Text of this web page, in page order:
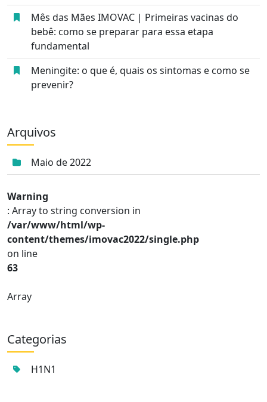
Mês das Mães IMOVAC | Primeiras vacinas do
bebê: como se preparar para essa etapa
fundamental
Meningite: o que é, quais os sintomas e como se
prevenir?
Arquivos
Maio de 2022
Warning
: Array to string conversion in
/var/www/html/wp-
content/themes/imovac2022/single.php
on line
63
Array
Categorias
H1N1